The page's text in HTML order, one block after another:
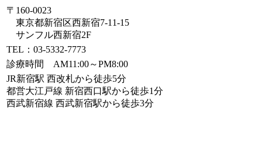
〒160-0023
東京都新宿区西新宿7-11-15
サンフル西新宿2F
TEL：03-5332-7773
診療時間 AM11:00～PM8:00
JR新宿駅 西改札から徒歩5分
都営大江戸線 新宿西口駅から徒歩1分
西武新宿線 西武新宿駅から徒歩3分